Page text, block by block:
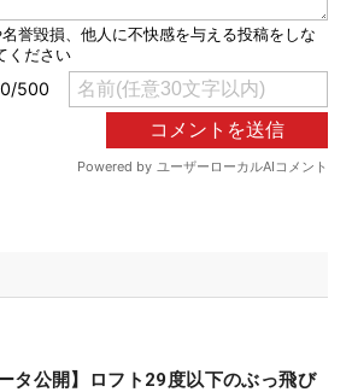
ータ公開】ロフト29度以下のぶっ飛び